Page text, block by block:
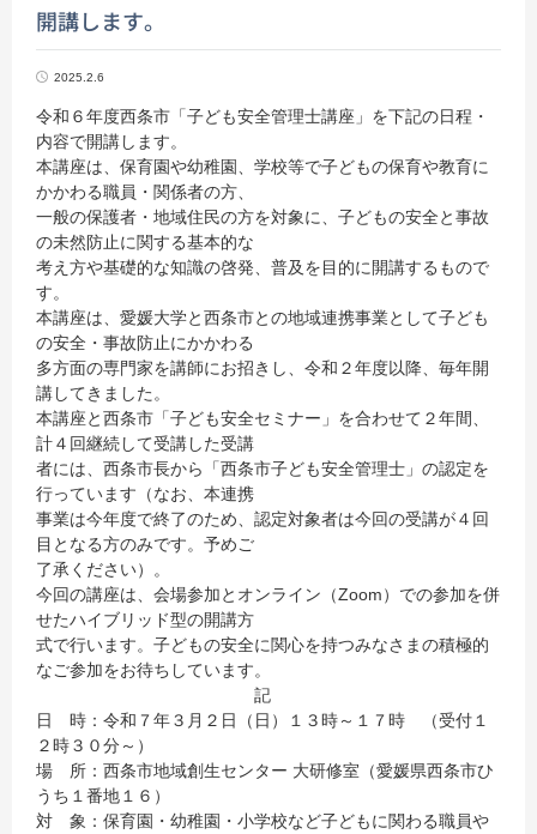
開講します。
2025.2.6
令和６年度西条市「子ども安全管理士講座」を下記の日程・
内容で開講します。
本講座は、保育園や幼稚園、学校等で子どもの保育や教育に
かかわる職員・関係者の方、
一般の保護者・地域住民の方を対象に、子どもの安全と事故
の未然防止に関する基本的な
考え方や基礎的な知識の啓発、普及を目的に開講するもので
す。
本講座は、愛媛大学と西条市との地域連携事業として子ども
の安全・事故防止にかかわる
多方面の専門家を講師にお招きし、令和２年度以降、毎年開
講してきました。
本講座と西条市「子ども安全セミナー」を合わせて２年間、
計４回継続して受講した受講
者には、西条市長から「西条市子ども安全管理士」の認定を
行っています（なお、本連携
事業は今年度で終了のため、認定対象者は今回の受講が４回
目となる方のみです。予めご
了承ください）。
今回の講座は、会場参加とオンライン（Zoom）での参加を併
せたハイブリッド型の開講方
式で行います。子どもの安全に関心を持つみなさまの積極的
なご参加をお待ちしています。
記
日 時：令和７年３月２日（日）１３時～１７時 （受付１
２時３０分～）
場 所：西条市地域創生センター 大研修室（愛媛県西条市ひ
うち１番地１６）
対 象：保育園・幼稚園・小学校など子どもに関わる職員や